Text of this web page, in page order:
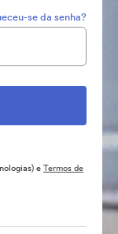
se da senha?
eTermos de